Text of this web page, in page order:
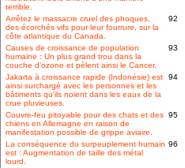
terrible.
Arrêtez le massacre cruel des phoques,
des écorchés vifs pour leur fourrure, sur la
côte atlantique du Canada.
92
Causes de croissance de population
humaine : Un plus grand trou dans la
couche d'ozone et pèlent ainsi le Cancer.
93
Jakarta à croissance rapide (Indonésie) est
ainsi surchargé avec les personnes et les
bâtiments qu'ils noient dans les eaux de la
crue pluvieuses.
94
Couvre-feu pitoyable pour des chats et des
chiens en Allemagne en raison de
manifestation possible de grippe aviaire.
95
La conséquence du surpeuplement humain
est : Augmentation de taille des métal
lourd.
96